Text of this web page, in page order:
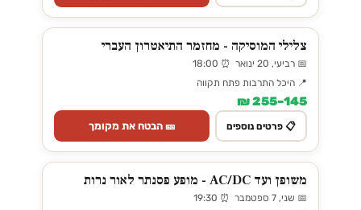
צלילי המוסיקה - מחזמר התיאטרון העברי
📅 רביעי, 20 ינואר ⏰ 18:00
📍 היכל התרבות פתח תקווה
145–255 ₪
📋 פרטים נוספים 🎫 הבטח את מקומך
משופן ועד AC/DC - מופע פסנתר לאור נרות
📅 שני, 7 ספטמבר ⏰ 19:30